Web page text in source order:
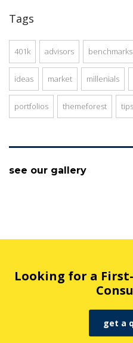
Tags
401k advisors benchmarks
ideas market millenials
portfolios themeforest tips
see our gallery
Looking for a
get a